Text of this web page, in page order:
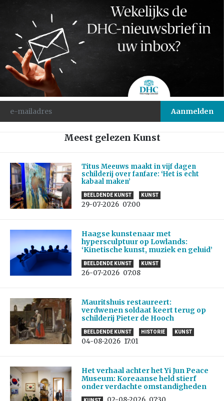
Meest gelezen Kunst
Titus Meeuws maakt in vijf dagen
schilderij over fanfare: ‘Het is echt
kabaal maken’
BEELDENDE KUNST KUNST
29-07-2026 07:00
Haagse kunstenaar met
hypersculptuur op Lowlands:
‘Kinetische kunst, muziek en geluid’
BEELDENDE KUNST KUNST
26-07-2026 07:08
Mauritshuis restaureert:
verdwenen soldaat keert terug op
schilderij Pieter de Hooch
BEELDENDE KUNST HISTORIE KUNST
04-08-2026 17:01
Het verhaal achter het Yi Jun Peace
Museum: Koreaanse held stierf
onder verdachte omstandigheden